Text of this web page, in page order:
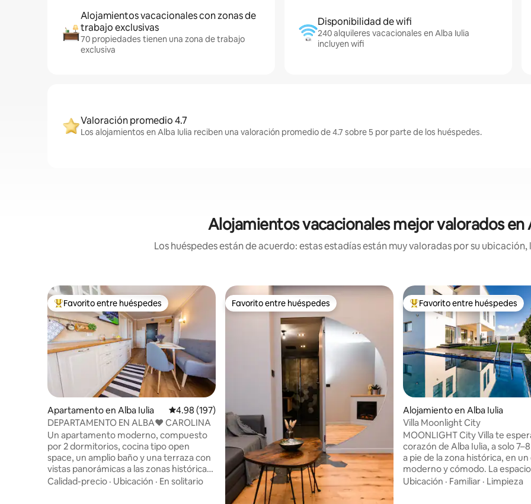
Alojamientos vacacionales con zonas de
trabajo exclusivas
70 propiedades tienen una zona de trabajo
exclusiva
Disponibilidad de wifi
240 alquileres vacacionales en Alba Iulia
incluyen wifi
Valoración promedio 4.7
Los alojamientos en Alba Iulia reciben una valoración promedio de 4.7 sobre 5 por parte de los huéspedes.
Alojamientos vacacionales mejor valorados en
Los huéspedes están de acuerdo: estas estadías están muy valoradas por su
Favorito entre huéspedes preferido
Favorito entre huéspedes
Apartamento en Alba Iulia Calificación promedio: 4.98 de 5, 197 reseñas
4.98 (197)
DEPARTAMENTO EN ALBA♥️ CAROLINA
Un apartamento moderno, compuesto
por 2 dormitorios, cocina tipo open
space, un amplio baño y una terraza con
vistas panorámicas a las zonas históricas
de ALBA CAROLINA. Está situado en el
Calidad-precio · Ubicación · En solitario
Favorito entre huéspedes
Favorito entre huéspedes Favorito entre huéspedes
Favorito entre huéspedes
Alojamiento en Alba Iulia
Villa Moonlight City
MOONLIGHT City Villa te
corazón de Alba Iulia, a solo
a pie de la zona histórica, en
moderno y cómodo. La
ofrece cuatro dormitorios
Ubicación · Familiar · Limpieza